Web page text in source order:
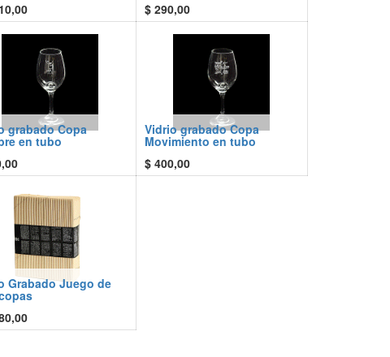
$ 290,00
grabado Copa
en tubo
Vidrio grabado Copa
Movimiento en tubo
$ 400,00
Grabado Juego de